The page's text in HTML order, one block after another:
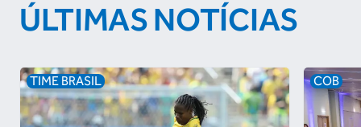
ÚLTIMAS NOTÍCIAS
TIME BRASIL COB